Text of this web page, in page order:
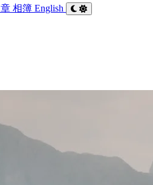
相簿 English